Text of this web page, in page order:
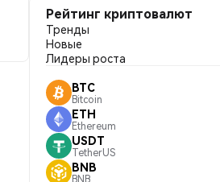
Рейтинг криптовалют
Тренды
Новые
Лидеры роста
BTC
Bitcoin
ETH
Ethereum
USDT
TetherUS
BNB
BNB